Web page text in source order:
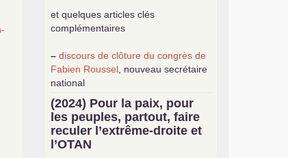
et quelques articles clés
complémentaires
– discours de clôture du congrès de
Fabien Roussel , nouveau secrétaire
national
–
analyse de classe du
mouvement des gilets jaunespar
Philippe Cordat
– un texte de Jean-Claude Delaunay
le marxisme est la science sociale de
(2024) Pour la paix, pour
les peuples, partout, faire
reculer l’extrême-droite et
l’OTAN